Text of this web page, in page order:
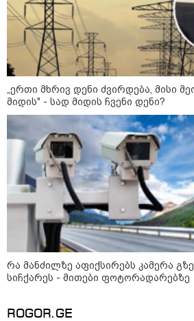
რომ ნია
გიგა
იმნაძეს
ავტომობილი
ვრცელდება
კადრები
რამ
სრული
ხდება
პოლიტიკა
„ერთი მხრივ დენი ძვირდება, მისი
მიდის" - სად მიდის ჩვენი დენი?
რა მანძილზე აფიქსირებს კამერა
სიჩქარეს - მითები ფოტორადარებზე
ROGOR.GE